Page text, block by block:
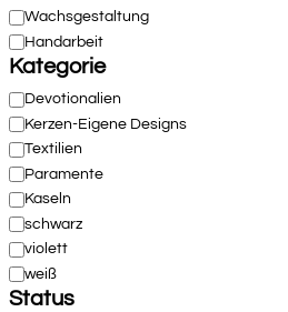
Verarbeitung
Wachsgestaltung
Handarbeit
Kategorie
Kategorie
Devotionalien
Kerzen-Eigene Designs
Textilien
Paramente
Kaseln
schwarz
violett
weiß
Status